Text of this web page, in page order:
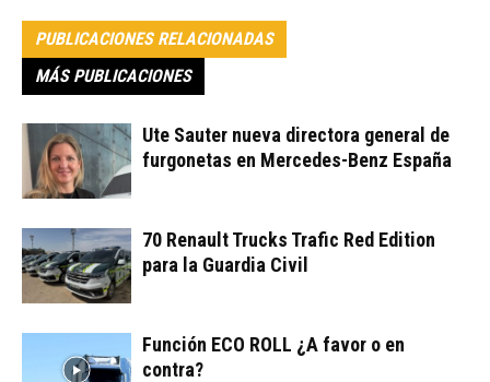
PUBLICACIONES RELACIONADAS
MÁS PUBLICACIONES
Ute Sauter nueva directora general de
furgonetas en Mercedes-Benz España
70 Renault Trucks Trafic Red Edition
para la Guardia Civil
Función ECO ROLL ¿A favor o en
contra?